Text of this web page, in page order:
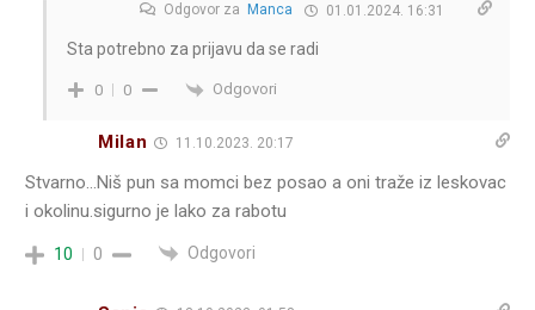
Odgovor za Manca 01.01.2024. 16:31
Sta potrebno za prijavu da se radi
0 0 Odgovori
Milan 11.10.2023. 20:17
Stvarno…Niš pun sa momci bez posao a oni traže iz leskovac
i okolinu.sigurno je lako za rabotu
10 0 Odgovori